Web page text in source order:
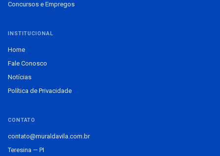
Concursos e Empregos
INSTITUCIONAL
Home
Fale Conosco
Notícias
Política de Privacidade
CONTATO
contato@muraldavila.com.br
Teresina — PI